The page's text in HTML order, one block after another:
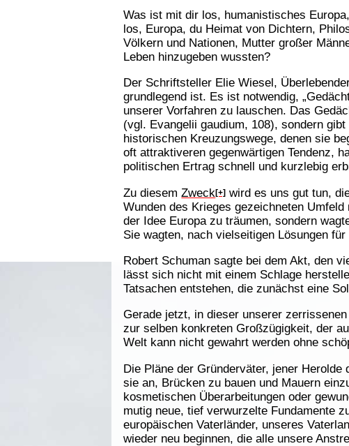
Was ist mit dir los, humanistisches
los, Europa, du Heimat von Dichtern,
Völkern und Nationen, Mutter großer
Leben hinzugeben wussten?
Der Schriftsteller Elie Wiesel,
grundlegend ist. Es ist notwendig,
unserer Vorfahren zu lauschen. Das
(vgl. Evangelii gaudium, 108), sondern
historischen Kreuzungswege, denen sie
oft attraktiveren gegenwärtigen Tendenz,
politischen Ertrag schnell und kurzlebig
Zu diesemZweck[+] wird es uns gut tun,
Wunden des Krieges gezeichneten
der Idee Europa zu träumen, sondern
Sie wagten, nach vielseitigen Lösungen
Robert Schuman sagte bei dem Akt, den
lässt sich nicht mit einem Schlage
Tatsachen entstehen, die zunächst eine
Gerade jetzt, in dieser unserer
zur selben konkreten Großzügigkeit, der
Welt kann nicht gewahrt werden ohne
Die Pläne der Gründerväter, jener
sie an, Brücken zu bauen und Mauern
kosmetischen Überarbeitungen oder
mutig neue, tief verwurzelte Fundamente
europäischen Vaterländer, unseres
wieder neu beginnen, die alle unsere